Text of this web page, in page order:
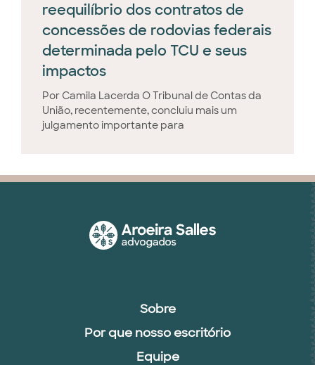
reequilíbrio dos contratos de
concessões de rodovias federais
determinada pelo TCU e seus
impactos
Por Camila Lacerda O Tribunal de Contas da
União, recentemente, concluiu mais um
julgamento importante para
Sobre
Por que nosso escritório
Equipe